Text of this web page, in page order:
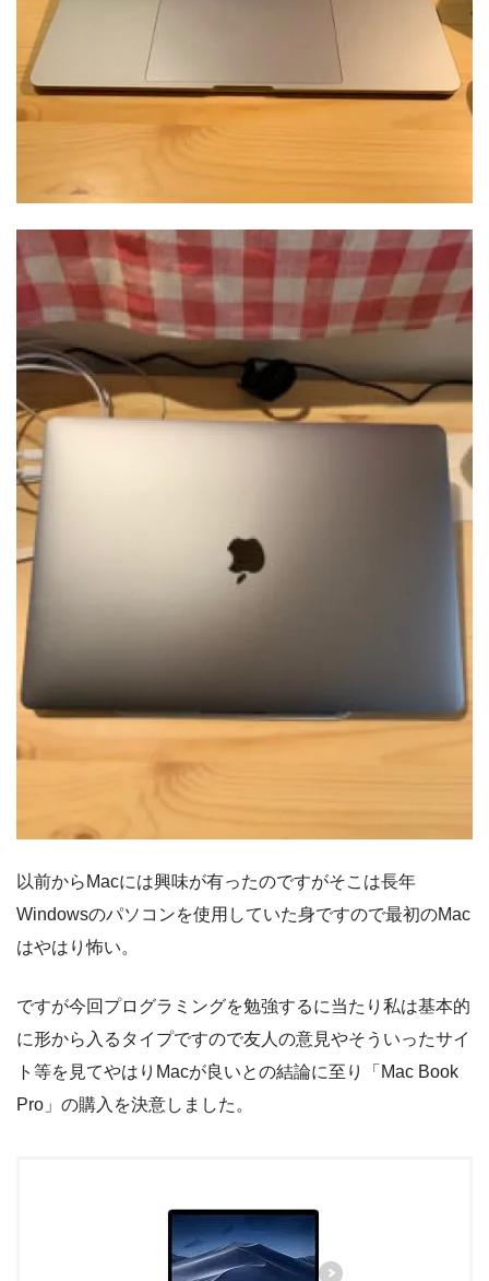
以前からMacには興味が有ったのですがそこは長年
Windowsのパソコンを使用していた身ですので最初のMac
はやはり怖い。
ですが今回プログラミングを勉強するに当たり私は基本的
に形から入るタイプですので友人の意見やそういったサイ
ト等を見てやはりMacが良いとの結論に至り「Mac Book
Pro」の購入を決意しました。